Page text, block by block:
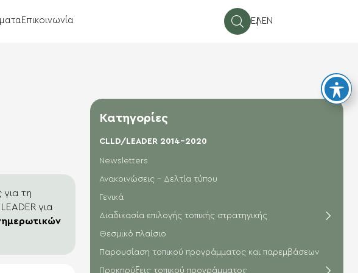
Επικοινωνία ΕΛ EN
για τη
για
Κατηγορίες
CLLD/LEADER 2014-2020
Newsletters
Ανακοινώσεις - Δελτία τύπου
Γενικά
Διαδικασία επιλογής τοπικής στρατηγικής
Θεσμικό πλαίσιο
Παρουσίαση τοπικού προγράμματος και παρεμβάσεων
Προκηρύξεις τοπικού προγράμματος